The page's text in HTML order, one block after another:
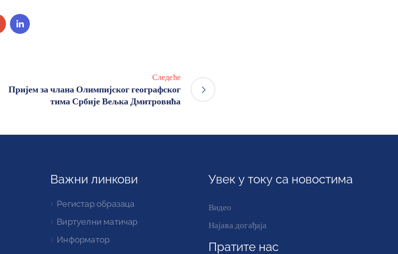
Следеће
Пријем за члана Олимпијског географског
тима Србије Вељка Дмитровића
Важни линкови
Регистар образаца
Виртуелни матичар
Информатор
Увек у току са новостима
Видео
Најава догађаја
Пратите нас